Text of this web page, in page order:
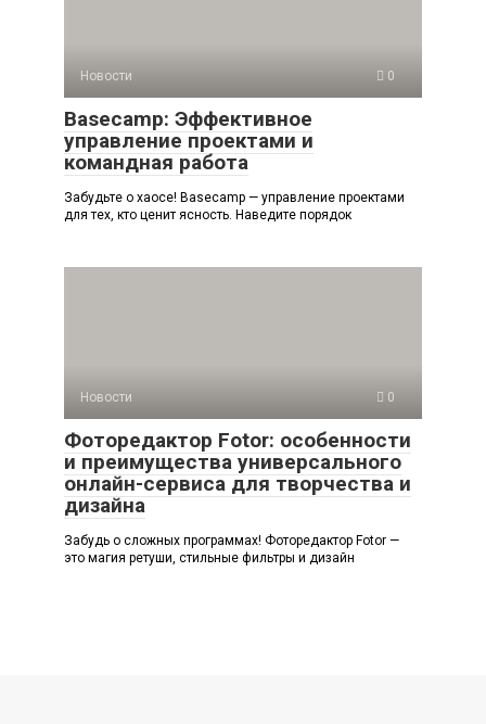
Новости 0
Basecamp: Эффективное
управление проектами и
командная работа
Забудьте о хаосе! Basecamp — управление проектами
для тех, кто ценит ясность. Наведите порядок
Новости 0
Фоторедактор Fotor: особенности
и преимущества универсального
онлайн-сервиса для творчества и
дизайна
Забудь о сложных программах! Фоторедактор Fotor —
это магия ретуши, стильные фильтры и дизайн